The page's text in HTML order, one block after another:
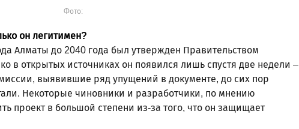
Фото:
он легитимен?
Алматы до 2040 года был утвержден Правительством
в открытых источниках он появился лишь спустя две недели –
выявившие ряд упущений в документе, до сих пор
Некоторые чиновники и разработчики, по мнению
проект в большой степени из-за того, что он защищает